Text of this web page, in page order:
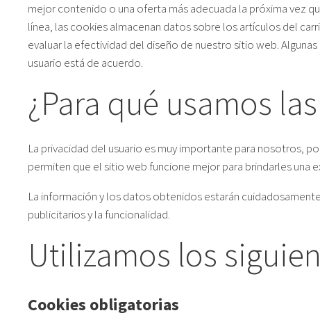
mejor contenido o una oferta más adecuada la próxima vez
línea, las cookies almacenan datos sobre los artículos del
evaluar la efectividad del diseño de nuestro sitio web.
usuario está de acuerdo.
¿Para qué usamos
La privacidad del usuario es muy importante para nosotros,
permiten que el sitio web funcione mejor para brindarles una
La información y los datos obtenidos estarán
publicitarios y la funcionalidad.
Utilizamos los
Cookies obligatorias